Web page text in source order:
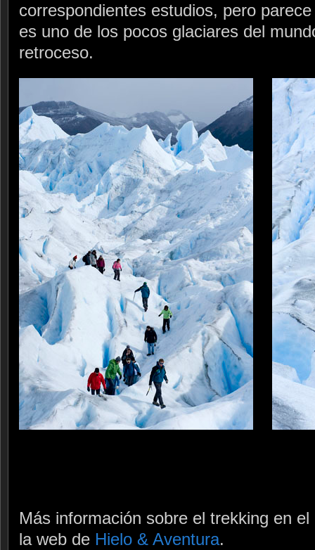
correspondientes estudios, pero
es uno de los pocos glaciares del
retroceso.
Más información sobre el trekking en
la web de Hielo & Aventura.